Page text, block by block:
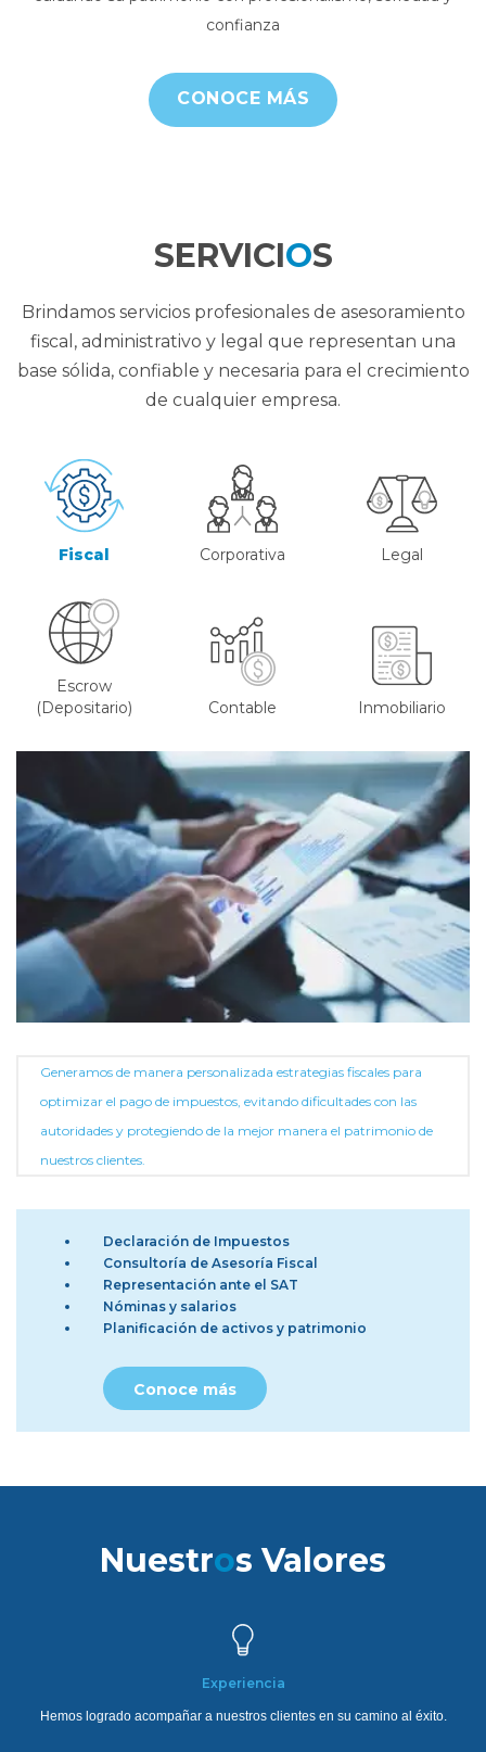
confianza
CONOCE MÁS
SERVICIOS
Brindamos servicios profesionales de asesoramiento
fiscal, administrativo y legal que representan una
base sólida, confiable y necesaria para el crecimiento
de cualquier empresa.
Fiscal Corporativa Legal
Escrow
(Depositario)
Contable Inmobiliario
Generamos de manera personalizada estrategias fiscales para
optimizar el pago de impuestos, evitando dificultades con las
autoridades y protegiendo de la mejor manera el patrimonio de
nuestros clientes.
Declaración de Impuestos
Consultoría de Asesoría Fiscal
Representación ante el SAT
Nóminas y salarios
Planificación de activos y patrimonio
Conoce más
Nuestros Valores
Experiencia
Hemos logrado acompañar a nuestros clientes en su camino al éxito.